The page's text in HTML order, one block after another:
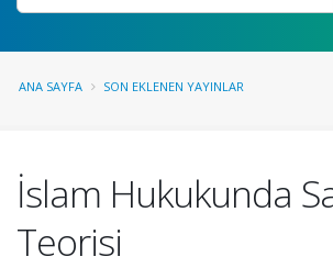
ANA SAYFA SON EKLENEN YAYINLAR
İslam Hukukunda
Teorisi